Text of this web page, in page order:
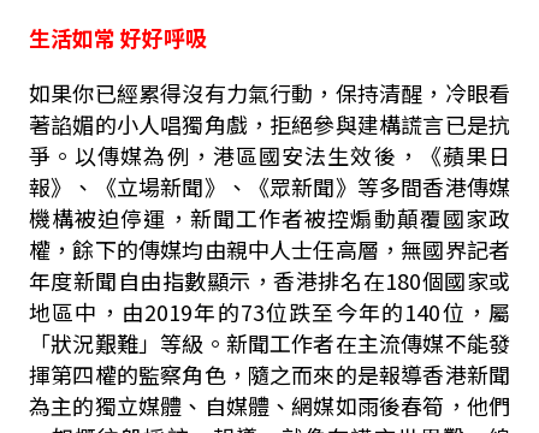
生活如常 好好呼吸
如果你已經累得沒有力氣行動，保持清醒，冷眼看
著諂媚的小人唱獨角戲，拒絕參與建構謊言已是抗
爭。以傳媒為例，港區國安法生效後，《蘋果日
報》、《立場新聞》、《眾新聞》等多間香港傳媒
機構被迫停運，新聞工作者被控煽動顛覆國家政
權，餘下的傳媒均由親中人士任高層，無國界記者
年度新聞自由指數顯示，香港排名在180個國家或
地區中，由2019年的73位跌至今年的140位，屬
「狀況艱難」等級。新聞工作者在主流傳媒不能發
揮第四權的監察角色，隨之而來的是報導香港新聞
為主的獨立媒體、自媒體、網媒如雨後春筍，他們